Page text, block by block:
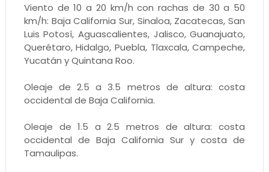
Viento de 10 a 20 km/h con rachas de 30 a 50
km/h: Baja California Sur, Sinaloa, Zacatecas, San
Luis Potosí, Aguascalientes, Jalisco, Guanajuato,
Querétaro, Hidalgo, Puebla, Tlaxcala, Campeche,
Yucatán y Quintana Roo.
Oleaje de 2.5 a 3.5 metros de altura: costa
occidental de Baja California.
Oleaje de 1.5 a 2.5 metros de altura: costa
occidental de Baja California Sur y costa de
Tamaulipas.